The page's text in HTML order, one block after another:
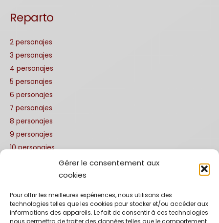
Gérer le consentement aux
cookies
Pour offrir les meilleures expériences, nous utilisons des
technologies telles que les cookies pour stocker et/ou accéder aux
informations des appareils. Le fait de consentir à ces technologies
nous permettra de traiter des données telles que le comportement
Reparto
2 personajes
3 personajes
4 personajes
5 personajes
6 personajes
7 personajes
8 personajes
9 personajes
10 personajes
Traducción
Alemán
Inglés